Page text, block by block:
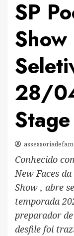
SP
28/
Conhecido
New Faces
Show , abre
temporada
preparador
desfile foi